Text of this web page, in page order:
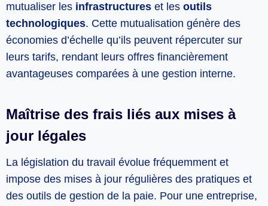
mutualiser les infrastructures et lesoutils
technologiques. Cette mutualisation génère des
économies d’échelle qu’ils peuvent répercuter sur
leurs tarifs, rendant leurs offres financièrement
avantageuses comparées à une gestion interne.
Maîtrise des frais liés aux mises à
jour légales
La législation du travail évolue fréquemment et
impose des mises à jour régulières des pratiques et
des outils de gestion de la paie. Pour une entreprise,